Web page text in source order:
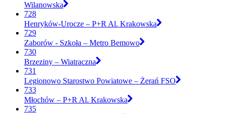
Wilanowska
728
Henryków-Urocze – P+R Al. Krakowska
729
Zaborów - Szkoła – Metro Bemowo
730
Brzeziny – Wiatraczna
731
Legionowo Starostwo Powiatowe – Żerań FSO
733
Młochów – P+R Al. Krakowska
735